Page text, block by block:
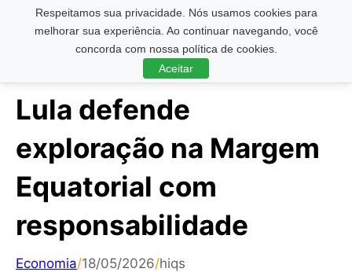
Respeitamos sua privacidade. Nós usamos cookies para
melhorar sua experiência. Ao continuar navegando, você
concorda com nossa política de cookies.
Aceitar
Pesquisar ...
Lula defende
exploração na Margem
Equatorial com
responsabilidade
Economia/18/05/2026/hiqs